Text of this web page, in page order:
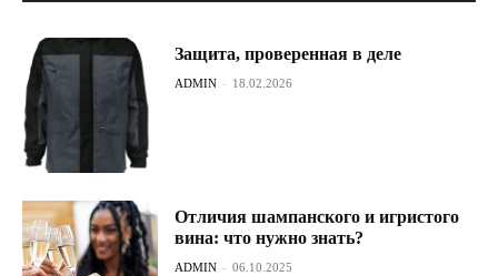
Защита, проверенная в деле
ADMIN - 18.02.2026
Отличия шампанского и игристого
вина: что нужно знать?
ADMIN - 06.10.2025